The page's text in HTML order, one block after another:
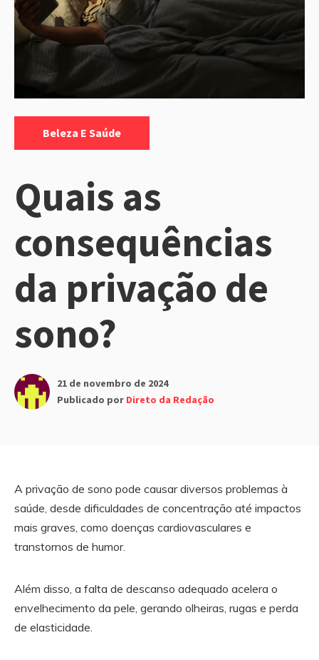
Beleza E Saúde
Quais as
consequências
da privação de
sono?
21 de novembro de 2024
Publicado por Direto da Redação
A privação de sono pode causar diversos problemas à
saúde, desde dificuldades de concentração até impactos
mais graves, como doenças cardiovasculares e
transtornos de humor.
Além disso, a falta de descanso adequado acelera o
envelhecimento da pele, gerando olheiras, rugas e perda
de elasticidade.